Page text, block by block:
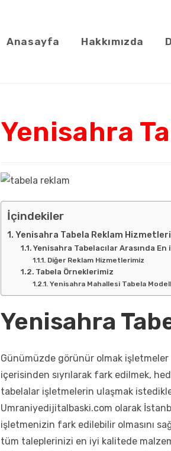
Anasayfa Hakkımızda
Yenisahra
İçindekiler
Yenisahra Tabela Reklam Hizmetleri
Yenisahra Tabelacılar Arasında En
Diğer Reklam Hizmetlerimiz
Tabela Örneklerimiz
Yenisahra Mahallesi Tabela
Yenisahra
Günümüzde görünür olmak işletmeler
içerisinden sıyrılarak fark edilmek,
tabelalar işletmelerin ulaşmak
Umraniyedijitalbaski.com olarak
işletmenizin fark edilebilir olmasını
tüm taleplerinizi en iyi kalitede